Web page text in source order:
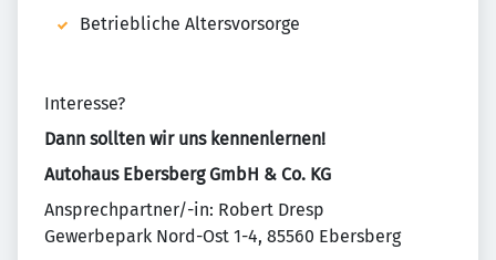
Betriebliche Altersvorsorge
Interesse?
Dann sollten wir uns kennenlernen!
Autohaus Ebersberg GmbH & Co. KG
Ansprechpartner/-in: Robert Dresp
Gewerbepark Nord-Ost 1-4, 85560 Ebersberg